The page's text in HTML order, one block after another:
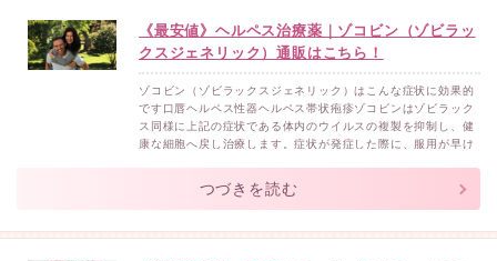
《最安値》ヘルペス治療薬｜ゾコビン（ゾビラッ
クスジェネリック）通販はこちら！
ゾコビン（ゾビラックスジェネリック）はこんな症状に効果的
です口唇ヘルペス性器ヘルペス帯状疱疹ゾコビンはゾビラック
ス同様に上記の症状である体内のウイルスの複製を抑制し、健
康な細胞へ戻し治療します。症状が発症した際に、服用が早け
発しやすいので予防する効果も期待できます。ゾコビン（ゾビ
ラックスジェネリック）の副作用について一般的に吐き気や下
つづきを読む